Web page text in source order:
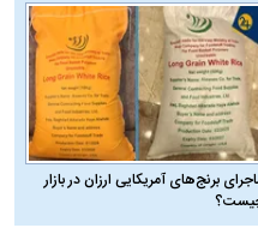
برنج‌های آمریکایی ارزان در بازار